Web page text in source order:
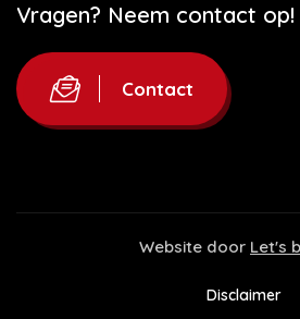
Vragen? Neem contact op!
Contact
Website door Let's
Disclaimer